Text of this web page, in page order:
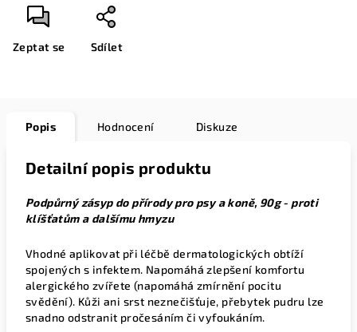
Zeptat se Sdílet
Popis Hodnocení Diskuze
Detailní popis produktu
Podpůrný zásyp do přírody pro psy a koně, 90g - proti
klíšťatům a dalšímu hmyzu
Vhodné aplikovat při léčbě dermatologických obtíží
spojených s infektem. Napomáhá zlepšení komfortu
alergického zvířete (napomáhá zmírnění pocitu
svědění). Kůži ani srst neznečišťuje, přebytek pudru lze
snadno odstranit pročesáním či vyfoukáním.